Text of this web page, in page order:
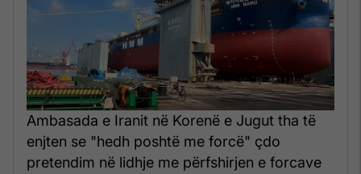
Ambasada e Iranit në Korenë e Jugut tha të
enjten se "hedh poshtë me forcë" çdo
pretendim në lidhje me përfshirjen e forcave